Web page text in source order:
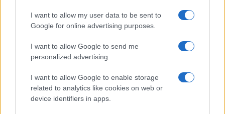
I want to allow my user data to be sent to
Google for online advertising purposes.
I want to allow Google to send me
personalized advertising.
I want to allow Google to enable storage
related to analytics like cookies on web or
device identifiers in apps.
Tecnica classica sci di fondo: assetto, spinta,